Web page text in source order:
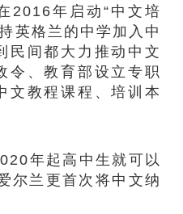
2016年启动“中文培
英格兰的中学加入中
民间都大力推动中文
令、教育部设立专职
文教程课程、培训本
年起高中生就可以
尔兰更首次将中文纳